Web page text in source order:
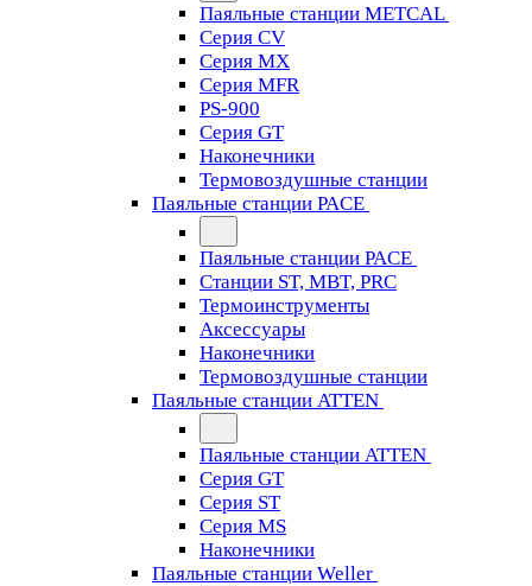
Паяльные станции METCAL
Серия CV
Серия MX
Серия MFR
PS-900
Серия GT
Наконечники
Термовоздушные станции
Паяльные станции PACE
Паяльные станции PACE
Станции ST, MBT, PRC
Термоинструменты
Аксессуары
Наконечники
Термовоздушные станции
Паяльные станции ATTEN
Паяльные станции ATTEN
Серия GT
Серия ST
Серия MS
Наконечники
Паяльные станции Weller